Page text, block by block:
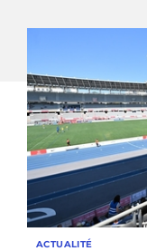
ACTUALITÉ